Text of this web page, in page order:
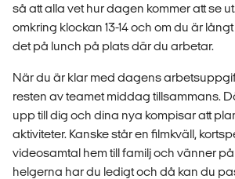
så att alla vet hur dagen kommer att se
omkring klockan 13-14 och om du är
det på lunch på plats där du arbetar.
När du är klar med dagens
resten av teamet middag tillsammans.
upp till dig och dina nya kompisar att
aktiviteter. Kanske står en filmkväll,
videosamtal hem till familj och vänner
helgerna har du ledigt och då kan du